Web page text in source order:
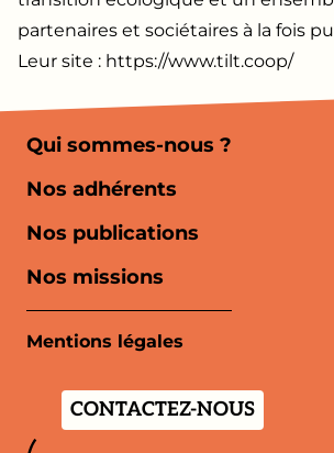
partenaires et sociétaires à la fois
Leur site : https://www.tilt.coop/
Qui sommes-nous ?
Nos adhérents
Nos publications
Nos missions
Mentions légales
CONTACTEZ-NOUS